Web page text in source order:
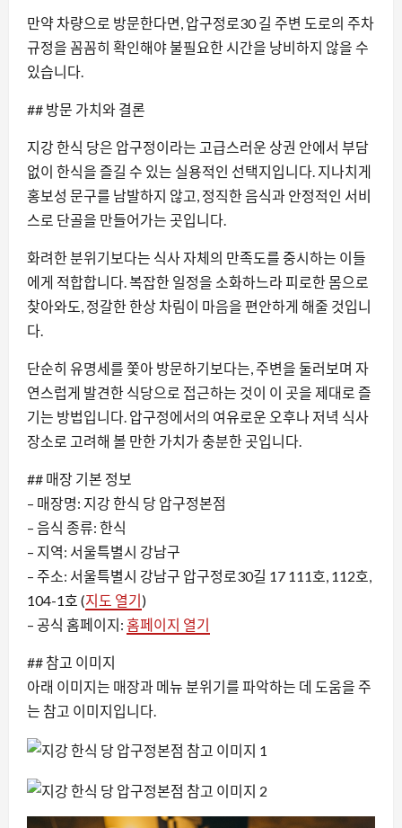
만약 차량으로 방문한다면, 압구정로30 길 주변 도로의 주차
규정을 꼼꼼히 확인해야 불필요한 시간을 낭비하지 않을 수
있습니다.
## 방문 가치와 결론
지강 한식 당은 압구정이라는 고급스러운 상권 안에서 부담
없이 한식을 즐길 수 있는 실용적인 선택지입니다. 지나치게
홍보성 문구를 남발하지 않고, 정직한 음식과 안정적인 서비
스로 단골을 만들어가는 곳입니다.
화려한 분위기보다는 식사 자체의 만족도를 중시하는 이들
에게 적합합니다. 복잡한 일정을 소화하느라 피로한 몸으로
찾아와도, 정갈한 한상 차림이 마음을 편안하게 해줄 것입니
다.
단순히 유명세를 쫓아 방문하기보다는, 주변을 둘러보며 자
연스럽게 발견한 식당으로 접근하는 것이 이 곳을 제대로 즐
기는 방법입니다. 압구정에서의 여유로운 오후나 저녁 식사
장소로 고려해 볼 만한 가치가 충분한 곳입니다.
## 매장 기본 정보
– 매장명: 지강 한식 당 압구정본점
– 음식 종류: 한식
– 지역: 서울특별시 강남구
– 주소: 서울특별시 강남구 압구정로30길 17 111호, 112호,
104-1호 (지도 열기)
– 공식 홈페이지: 홈페이지 열기
## 참고 이미지
아래 이미지는 매장과 메뉴 분위기를 파악하는 데 도움을 주
는 참고 이미지입니다.